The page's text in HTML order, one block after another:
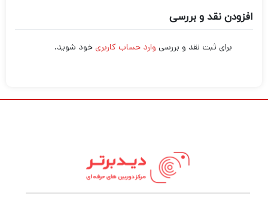
افزودن نقد و بررسی
برای ثبت نقد و بررسی وارد حساب کاربری خود شوید.